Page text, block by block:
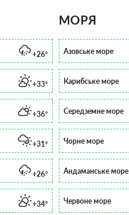
+26°
+33°
+36°
+31°
+26°
+34°
МОРЯ
Азовське море
Карибське море
Середземне море
Чорне море
Андаманське море
Червоне море